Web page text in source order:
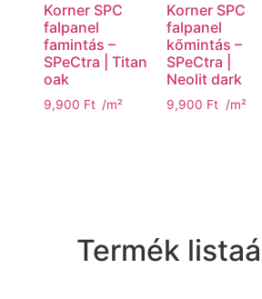
Korner SPC
falpanel
famintás –
SPeCtra | Titan
oak
9,900 Ft /m²
Korner SPC
falpanel
kőmintás –
SPeCtra |
Neolit dark
9,900 Ft /m²
Termék